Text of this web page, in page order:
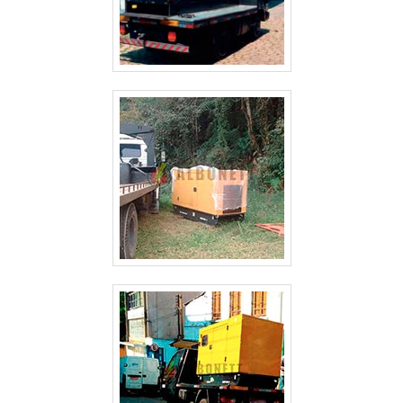
ALUGUEL DE GERADOR DE ENERGIA VALOR GUARULHOS
ALUGUEL DE GERADOR DE ENERGIA SP
ALUGUEL DE GERADOR DE ENERGIA PREÇO SÃO PAULO
ALUGUEL DE GERADOR DE ENERGIA PREÇO GUARULHOS
ALUGUEL DE GERADOR DE ENERGIA PARA FESTAS PREÇO SÃO PAULO
ALUGUEL DE GERADOR DE ENERGIA GUARULHOS
ALUGUEL DE GERADOR DE ENERGIA EM SÃO JOSE DOS CAMPOS
ALUGUEL DE GERADOR DE ENERGIA EM GUARULHOS
ALUGUEL DE GERADOR DE ENERGIA ELÉTRICA
ALUGUEL DE GERADOR DE ENERGIA DE PEQUENO PORTE
ALUGUEL DE GERADOR DE ENERGIA CAMPINAS
ALUGUEL DE GERADOR DE ENERGIA A DIESEL
ALUGUEL DE GERADOR DE ENERGIA A DIESEL SÃO PAULO
ALUGUEL DE GERADOR DE EMERGÊNCIA
ALUGUEL DE GERADOR DE EMERGÊNCIA GUARULHOS
ALUGUEL DE GERADOR 500 KVA